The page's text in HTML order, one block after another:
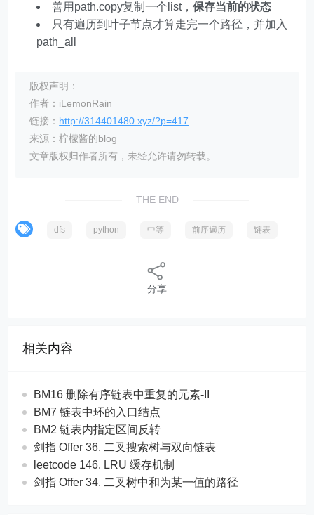
善用path.copy复制一个list，保存当前的状态
只有遍历到叶子节点才算走完一个路径，并加入
path_all
版权声明：
作者：iLemonRain
链接： http://314401480.xyz/?p=417
来源：柠檬酱的blog
文章版权归作者所有，未经允许请勿转载。
THE END
dfs python 中等 前序遍历 链表
分享
相关内容
BM16 删除有序链表中重复的元素-II
BM7 链表中环的入口结点
BM2 链表内指定区间反转
剑指 Offer 36. 二叉搜索树与双向链表
leetcode 146. LRU 缓存机制
剑指 Offer 34. 二叉树中和为某一值的路径